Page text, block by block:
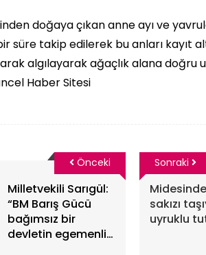
doğaya çıkan anne ayı ve
süre takip edilerek bu anları kayıt
algılayarak ağaçlık alana doğru
Haber Sitesi
Milletvekili Sarıgül:
“BM Barış Gücü
bağımsız bir
devletin egemenlik
Önceki
sakızı
uyruklu
Sonraki